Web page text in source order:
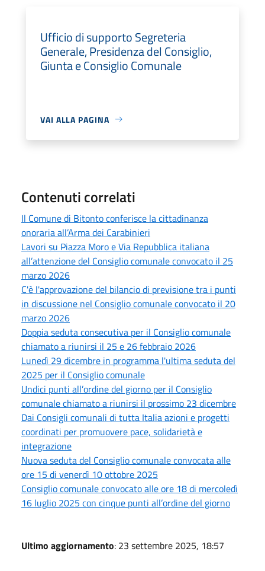
Ufficio di supporto Segreteria
Generale, Presidenza del Consiglio,
Giunta e Consiglio Comunale
VAI ALLA PAGINA
Contenuti correlati
Il Comune di Bitonto conferisce la cittadinanza
onoraria all’Arma dei Carabinieri
Lavori su Piazza Moro e Via Repubblica italiana
all’attenzione del Consiglio comunale convocato il 25
marzo 2026
C'è l'approvazione del bilancio di previsione tra i punti
in discussione nel Consiglio comunale convocato il 20
marzo 2026
Doppia seduta consecutiva per il Consiglio comunale
chiamato a riunirsi il 25 e 26 febbraio 2026
Lunedì 29 dicembre in programma l'ultima seduta del
2025 per il Consiglio comunale
Undici punti all’ordine del giorno per il Consiglio
comunale chiamato a riunirsi il prossimo 23 dicembre
Dai Consigli comunali di tutta Italia azioni e progetti
coordinati per promuovere pace, solidarietà e
integrazione
Nuova seduta del Consiglio comunale convocata alle
ore 15 di venerdì 10 ottobre 2025
Consiglio comunale convocato alle ore 18 di mercoledì
16 luglio 2025 con cinque punti all’ordine del giorno
Ultimo aggiornamento: 23 settembre 2025, 18:57